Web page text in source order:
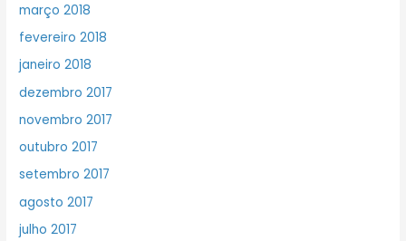
março 2018
fevereiro 2018
janeiro 2018
dezembro 2017
novembro 2017
outubro 2017
setembro 2017
agosto 2017
julho 2017